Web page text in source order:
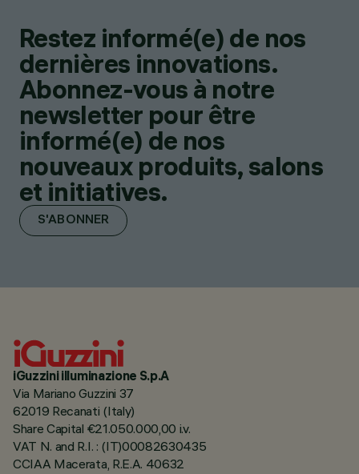
Restez informé(e) de nos
dernières innovations.
Abonnez-vous à notre
newsletter pour être
informé(e) de nos
nouveaux produits, salons
et initiatives.
S'ABONNER
iGuzzini illuminazione S.p.A
Via Mariano Guzzini 37
62019 Recanati (Italy)
Share Capital €21.050.000,00 i.v.
VAT N. and R.I. : (IT)00082630435
CCIAA Macerata, R.E.A. 40632